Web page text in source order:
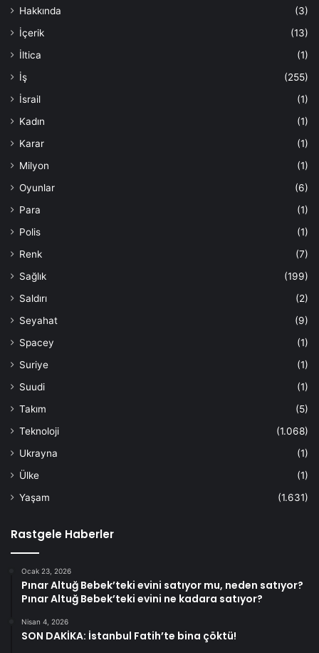
Hakkında
(3)
İçerik
(13)
İltica
(1)
İş
(255)
İsrail
(1)
Kadın
(1)
Karar
(1)
Milyon
(1)
Oyunlar
(6)
Para
(1)
Polis
(1)
Renk
(7)
Sağlık
(199)
Saldırı
(2)
Seyahat
(9)
Spacey
(1)
Suriye
(1)
Suudi
(1)
Takım
(5)
Teknoloji
(1.068)
Ukrayna
(1)
Ülke
(1)
Yaşam
(1.631)
Rastgele Haberler
Ocak 23, 2026
Pınar Altuğ Bebek’teki evini satıyor mu, neden satıyor?
Pınar Altuğ Bebek’teki evini ne kadara satıyor?
Nisan 4, 2026
SON DAKİKA: İstanbul Fatih’te bina çöktü!